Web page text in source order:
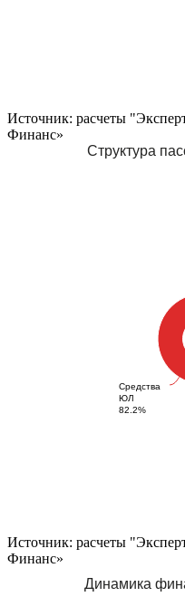
Источник: расчеты
Финанс»
Структура
Средства
ЮЛ
82.2%
Источник: расчеты
Финанс»
Динамика